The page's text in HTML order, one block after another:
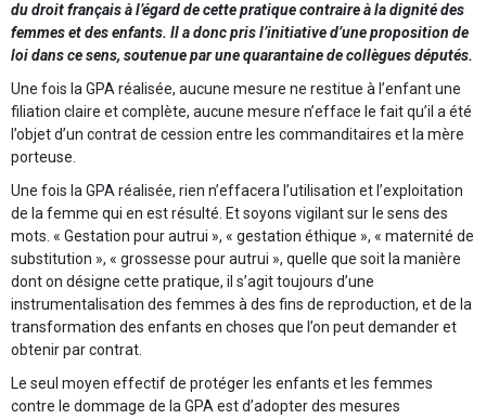
du droit français à l’égard de cette pratique contraire à la dignité des
femmes et des enfants. Il a donc pris l’initiative d’une proposition de
loi dans ce sens, soutenue par une quarantaine de collègues députés.
Une fois la GPA réalisée, aucune mesure ne restitue à l’enfant une
filiation claire et complète, aucune mesure n’efface le fait qu’il a été
l’objet d’un contrat de cession entre les commanditaires et la mère
porteuse.
Une fois la GPA réalisée, rien n’effacera l’utilisation et l’exploitation
de la femme qui en est résulté. Et soyons vigilant sur le sens des
mots. « Gestation pour autrui », « gestation éthique », « maternité de
substitution », « grossesse pour autrui », quelle que soit la manière
dont on désigne cette pratique, il s’agit toujours d’une
instrumentalisation des femmes à des fins de reproduction, et de la
transformation des enfants en choses que l’on peut demander et
obtenir par contrat.
Le seul moyen effectif de protéger les enfants et les femmes
contre le dommage de la GPA est d’adopter des mesures